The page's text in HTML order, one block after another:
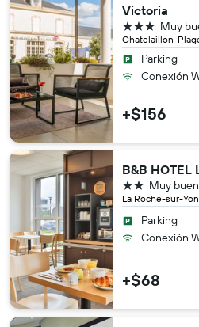
Victoria
Chatelaillon-
Muy
3 estrellas
Parking
Conexión
+$156
B&B HOTEL
La Roche-sur-
Muy
2 estrellas
Parking
Conexión
+$68